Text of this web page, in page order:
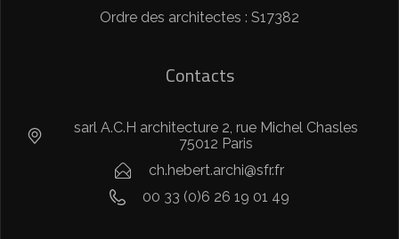
Ordre des architectes : S17382
Contacts
sarl A.C.H architecture 2, rue Michel Chasles
75012 Paris
ch.hebert.archi@sfr.fr
00 33 (0)6 26 19 01 49